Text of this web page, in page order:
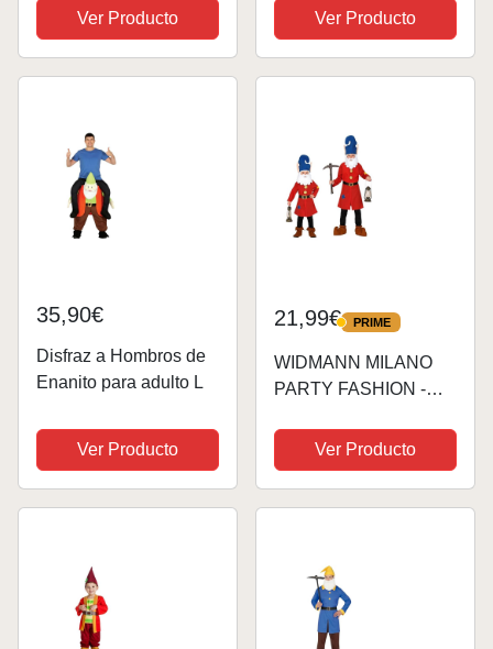
carnaval, disfraz de
gnomo
Ver Producto
cuento de hadas,
disfraces
Ver Producto
35,90€
Disfraz a Hombros de
Enanito para adulto L
Ver Producto
21,99€ PRIME
PRIME
WIDMANN MILANO
PARTY FASHION -
enano, gnomo, gnomo,
cuento de hadas,
disfraces
Ver Producto